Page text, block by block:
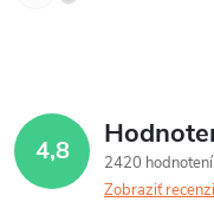
4,8
2420 hodnotení
Zobraziť